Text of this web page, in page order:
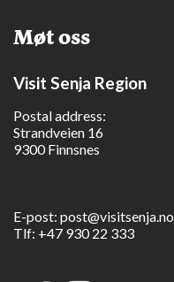
Møt oss
Visit Senja Region
Postal address:
Strandveien 16
9300 Finnsnes
E-post: post@visitsenja.no
Tlf: +47 930 22 333